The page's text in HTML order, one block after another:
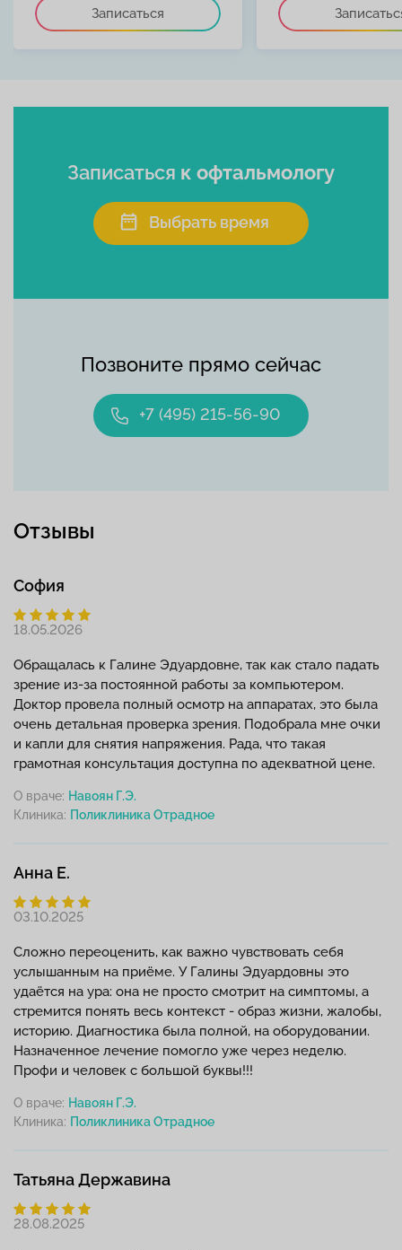
Записаться
Позвоните прямо сейчас
+7 (495) 215-56-90
Записаться к офтальмологу
Выбрать время
Отзывы
София
18.05.2026
Обращалась к Галине Эдуардовне, так как стало падать
зрение из-за постоянной работы за компьютером.
Доктор провела полный осмотр на аппаратах, это была
очень детальная проверка зрения. Подобрала мне очки
и капли для снятия напряжения. Рада, что такая
грамотная консультация доступна по адекватной цене.
О враче: Навоян Г.Э.
Клиника:
Анна Е.
03.10.2025
Сложно переоценить, как важно чувствовать себя
услышанным на приёме. У Галины Эдуардовны это
удаётся на ура: она не просто смотрит на симптомы, а
стремится понять весь контекст - образ жизни, жалобы,
историю. Диагностика была полной, на оборудовании.
Назначенное лечение помогло уже через неделю.
Профи и человек с большой буквы!!!
О враче: Навоян Г.Э.
Клиника:
Татьяна Державина
28.08.2025